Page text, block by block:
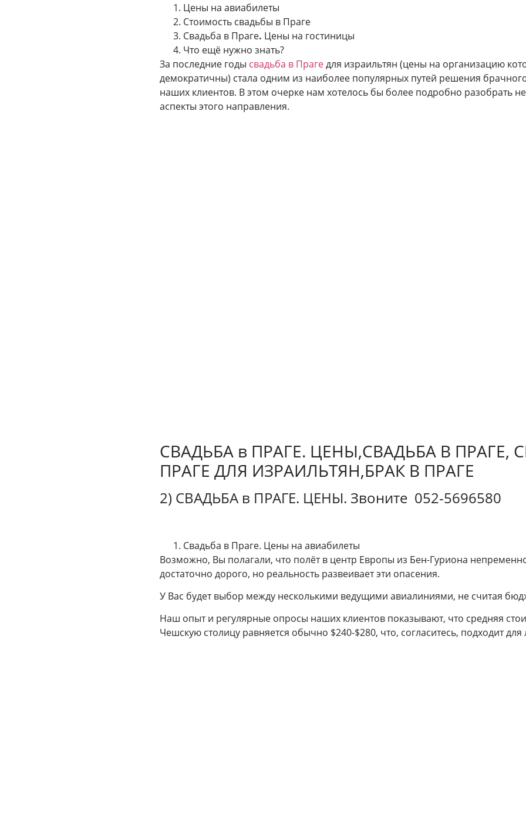
Цены на авиабилеты
Стоимость свадьбы в Праге
Свадьба в Праге. Цены на гостиницы
Что ещё нужно знать?
За последние годы свадьба в Прагедля израильтян (цены на организацию
демократичны) стала одним из наиболее популярных путей решения
наших клиентов. В этом очерке нам хотелось бы более подробно разобрать
аспекты этого направления.
СВАДЬБА в ПРАГЕ. ЦЕНЫ,СВАДЬБА В ПРАГЕ,
ПРАГЕ ДЛЯ ИЗРАИЛЬТЯН,БРАК В ПРАГЕ
2) СВАДЬБА в ПРАГЕ. ЦЕНЫ. Звоните 052-5696580
Свадьба в Праге. Цены на авиабилеты
Возможно, Вы полагали, что полёт в центр Европы из Бен-Гуриона
достаточно дорого, но реальность развеивает эти опасения.
У Вас будет выбор между несколькими ведущими авиалиниями, не считая
Наш опыт и регулярные опросы наших клиентов показывают, что средняя
Чешскую столицу равняется обычно $240-$280, что, согласитесь, подходит